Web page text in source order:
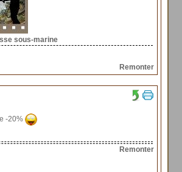
sous-marine
Remonter
-20%
Remonter